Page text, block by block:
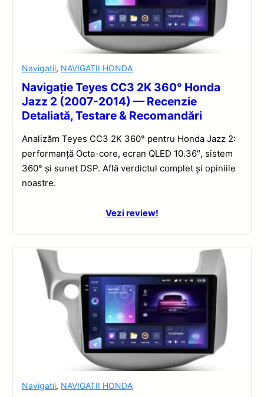
Navigatii, NAVIGATII HONDA
Navigație Teyes CC3 2K 360° Honda
Jazz 2 (2007-2014) — Recenzie
Detaliată, Testare & Recomandări
Analizăm Teyes CC3 2K 360° pentru Honda Jazz 2:
performanță Octa-core, ecran QLED 10.36″, sistem
360° și sunet DSP. Află verdictul complet și opiniile
noastre.
Vezi review!
Navigatii, NAVIGATII HONDA